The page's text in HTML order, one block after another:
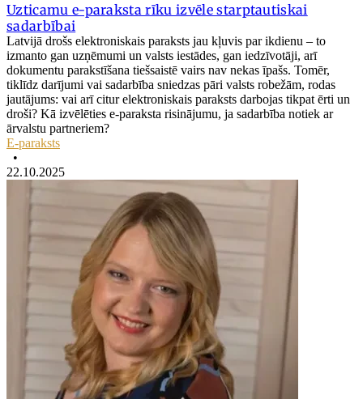
Uzticamu e-paraksta rīku izvēle starptautiskai
sadarbībai
Latvijā drošs elektroniskais paraksts jau kļuvis par ikdienu – to
izmanto gan uzņēmumi un valsts iestādes, gan iedzīvotāji, arī
dokumentu parakstīšana tiešsaistē vairs nav nekas īpašs. Tomēr,
tiklīdz darījumi vai sadarbība sniedzas pāri valsts robežām, rodas
jautājums: vai arī citur elektroniskais paraksts darbojas tikpat ērti un
droši? Kā izvēlēties e-paraksta risinājumu, ja sadarbība notiek ar
ārvalstu partneriem?
E-paraksts
•
22.10.2025